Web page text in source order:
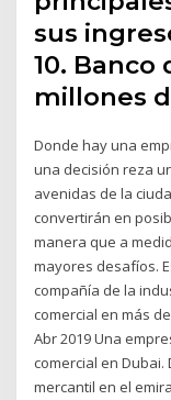
sus
10. Banco
millones
Donde hay una
una decisión reza
avenidas de la
convertirán en
manera que a
mayores desafíos.
compañía de la
comercial en más
Abr 2019 Una
comercial en Dubai.
mercantil en el